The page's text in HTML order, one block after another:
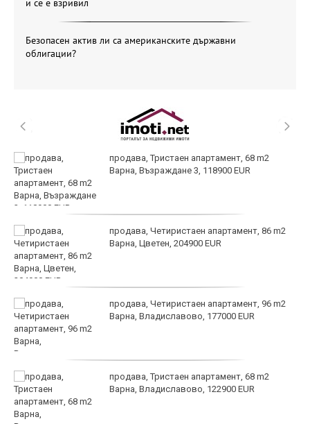
и се е взривил
Безопасен актив ли са американските държавни
облигации?
продава, Тристаен апартамент, 68 m2
Варна, Възраждане 3, 118900 EUR
продава, Четиристаен апартамент, 86 m2
Варна, Цветен, 204900 EUR
продава, Четиристаен апартамент, 96 m2
Варна, Владиславово, 177000 EUR
продава, Тристаен апартамент, 68 m2
Варна, Владиславово, 122900 EUR